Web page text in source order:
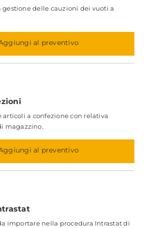
delle cauzioni dei vuoti a
al preventivo
articoli a confezione con relativa
magazzino.
al preventivo
importare nella procedura Intrastat di